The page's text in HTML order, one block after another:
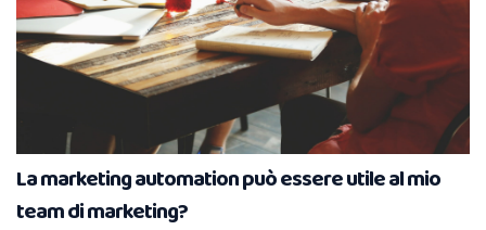
La marketing automation può essere utile al mio
team di marketing?